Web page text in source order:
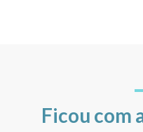
Ficou com